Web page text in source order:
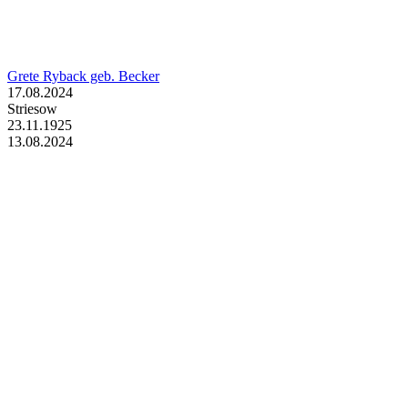
Grete Ryback geb. Becker
17.08.2024
Striesow
23.11.1925
13.08.2024